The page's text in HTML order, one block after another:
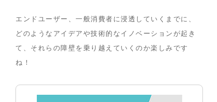
エンドユーザー、一般消費者に浸透していくまでに、
どのようなアイデアや技術的なイノベーションが起き
て、それらの障壁を乗り越えていくのか楽しみです
ね！